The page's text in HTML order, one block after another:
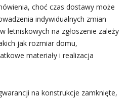
choć czas dostawy może
indywidualnych zmian
letniskowych na zgłoszenie zależy
jak rozmiar domu,
materiały i realizacja
na konstrukcje zamknięte,